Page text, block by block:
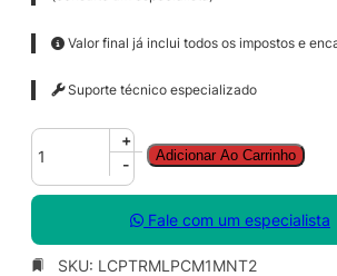
Valor final já inclui todos os impostos e
Suporte técnico especializado
P
r
a
o
+
-
Adicionar Ao Carrinho
Fale com um especialista
SKU: LCPTRMLPCM1MNT2